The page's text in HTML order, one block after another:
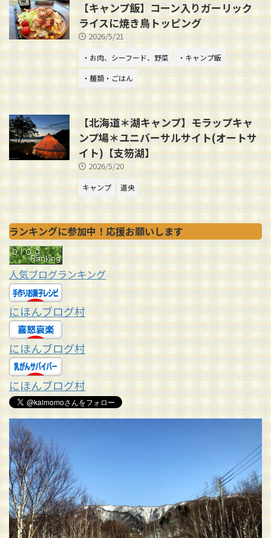
【キャンプ飯】コーン入りガーリック
ライスに焼き鳥トッピング
2026/5/21
・お肉、シーフード、野菜
・キャンプ飯
・麺類・ごはん
【北海道＊湖キャンプ】モラップキャ
ンプ場＊ユニバーサルサイト(オートサ
イト)【支笏湖】
2026/5/20
キャンプ 道央
ランキングに参加中！応援お願いします
人気ブログランキング
にほんブログ村
にほんブログ村
にほんブログ村